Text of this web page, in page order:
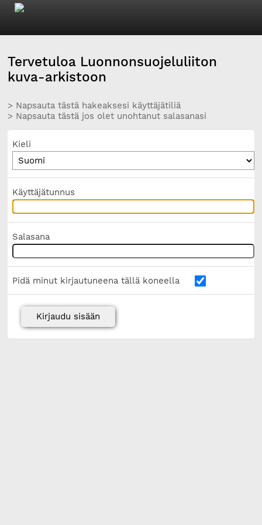
Tervetuloa Luonnonsuojeluliiton
kuva-arkistoon
> Napsauta tästä hakeaksesi käyttäjätiliä
> Napsauta tästä jos olet unohtanut salasanasi
Kieli
Käyttäjätunnus
Salasana
Pidä minut kirjautuneena tällä koneella